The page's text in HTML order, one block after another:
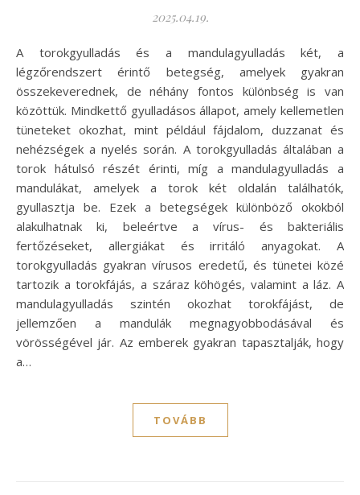
2025.04.19.
A torokgyulladás és a mandulagyulladás két, a
légzőrendszert érintő betegség, amelyek gyakran
összekeverednek, de néhány fontos különbség is van
közöttük. Mindkettő gyulladásos állapot, amely kellemetlen
tüneteket okozhat, mint például fájdalom, duzzanat és
nehézségek a nyelés során. A torokgyulladás általában a
torok hátulsó részét érinti, míg a mandulagyulladás a
mandulákat, amelyek a torok két oldalán találhatók,
gyullasztja be. Ezek a betegségek különböző okokból
alakulhatnak ki, beleértve a vírus- és bakteriális
fertőzéseket, allergiákat és irritáló anyagokat. A
torokgyulladás gyakran vírusos eredetű, és tünetei közé
tartozik a torokfájás, a száraz köhögés, valamint a láz. A
mandulagyulladás szintén okozhat torokfájást, de
jellemzően a mandulák megnagyobbodásával és
vörösségével jár. Az emberek gyakran tapasztalják, hogy
a…
TOVÁBB